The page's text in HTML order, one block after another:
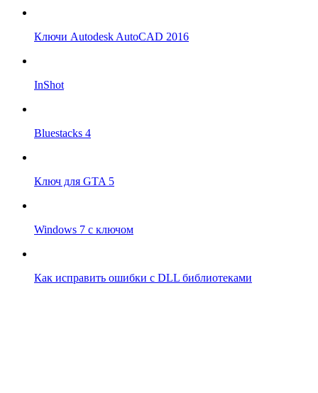
Ключи Autodesk AutoCAD 2016
InShot
Bluestacks 4
Ключ для GTA 5
Windows 7 с ключом
Как исправить ошибки с DLL библиотеками